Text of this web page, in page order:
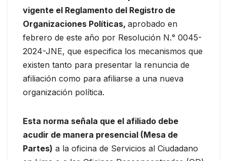
vigente el Reglamento del Registro de
Organizaciones Políticas, aprobado en
febrero de este año por Resolución N.° 0045-
2024-JNE, que especifica los mecanismos que
existen tanto para presentar la renuncia de
afiliación como para afiliarse a una nueva
organización política.
Esta norma señala que el afiliado debe
acudir de manera presencial (Mesa de
Partes) a la oficina de Servicios al Ciudadano